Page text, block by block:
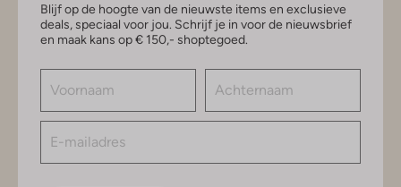
Blijf op de hoogte van de nieuwste items en exclusieve
deals, speciaal voor jou. Schrijf je in voor de nieuwsbrief
en maak kans op € 150,- shoptegoed.